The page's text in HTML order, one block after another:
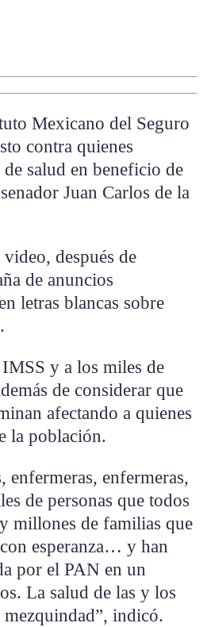
Mexicano del Seguro
contra quienes
salud en beneficio de
Juan Carlos de la
después de
de anuncios
letras blancas sobre
y a los miles de
de considerar que
afectando a quienes
la población.
enfermeras, enfermeras,
de personas que todos
millones de familias que
esperanza… y han
por el PAN en un
La salud de las y los
mezquindad”, indicó.